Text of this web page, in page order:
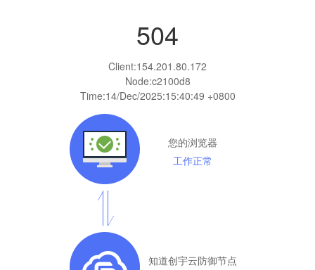
504
Client:154.201.80.172
Node:c2100d8
Time:14/Dec/2025:15:40:49 +0800
您的浏览器
工作正常
知道创宇云防御节点